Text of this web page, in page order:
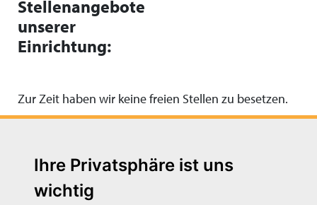
Ihre Privatsphäre ist uns
wichtig
Stellenangebote
unserer
Einrichtung:
Zur Zeit haben wir keine freien Stellen zu besetzen.